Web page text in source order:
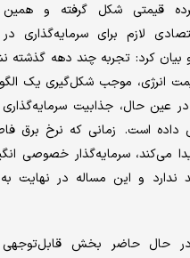
قیمتی شکل گرفته و
لازم برای
بیان کرد: تجربه چند دهه
انرژی، موجب شکل‌گیری یک
عین حال، جذابیت سرمایه‌گذاری
است. زمانی که نرخ برق
می‌کند، سرمایه‌گذار خصوصی
ندارد و این مساله در نهایت
در حال حاضر بخش